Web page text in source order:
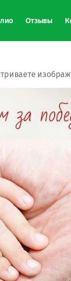
Отзывы